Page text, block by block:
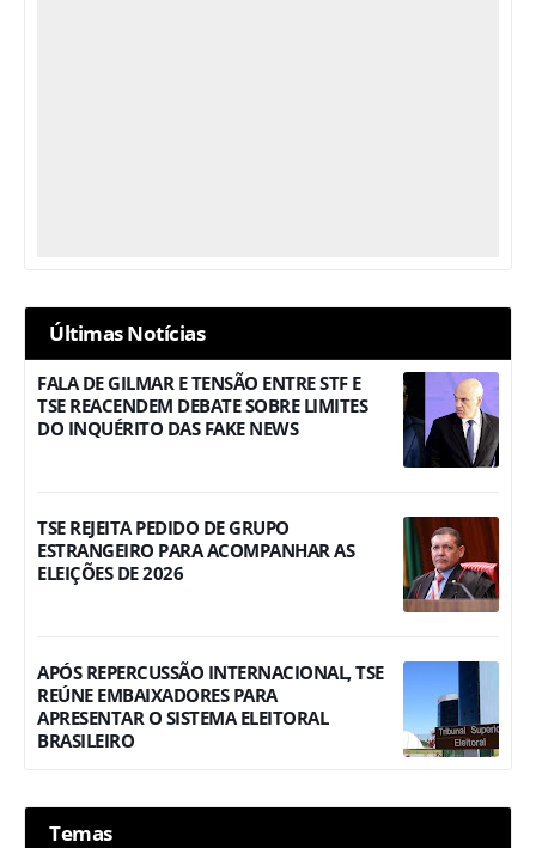
Últimas Notícias
FALA DE GILMAR E TENSÃO ENTRE STF E
TSE REACENDEM DEBATE SOBRE LIMITES
DO INQUÉRITO DAS FAKE NEWS
TSE REJEITA PEDIDO DE GRUPO
ESTRANGEIRO PARA ACOMPANHAR AS
ELEIÇÕES DE 2026
APÓS REPERCUSSÃO INTERNACIONAL, TSE
REÚNE EMBAIXADORES PARA
APRESENTAR O SISTEMA ELEITORAL
BRASILEIRO
Temas